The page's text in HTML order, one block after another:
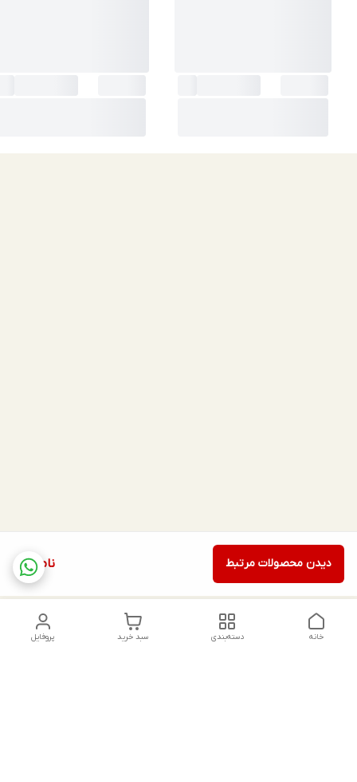
ناموجود دیدن محصولات مرتبط
پروفایل سبد خرید دسته‌بندی خانه